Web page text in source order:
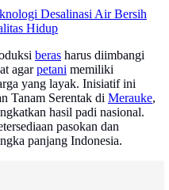
Desalinasi Air Bersih
Hidup
beras harus diimbangi
agarpetani memiliki
yang layak. Inisiatif ini
Tanam Serentak di Merauke,
hasil padi nasional.
pasokan dan
panjang Indonesia.